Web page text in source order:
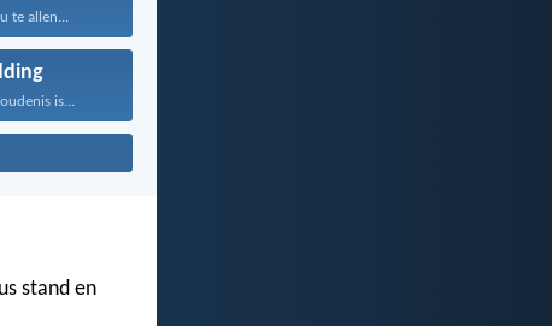
te allen...
is...
stand en